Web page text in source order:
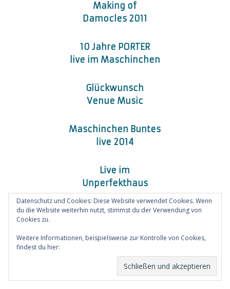
Making of
Damocles 2011
10 Jahre PORTER
live im Maschinchen
Glückwunsch
Venue Music
Maschinchen Buntes
live 2014
Live im
Unperfekthaus
Dankeschön
Datenschutz und Cookies: Diese Website verwendet Cookies. Wenn
du die Website weiterhin nutzt, stimmst du der Verwendung von
Cookies zu.
Weitere Informationen, beispielsweise zur Kontrolle von Cookies,
findest du hier: